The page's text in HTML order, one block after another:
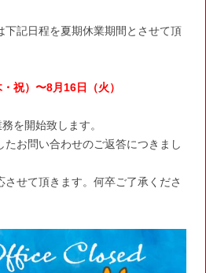
下記日程を夏期休業期間とさせて頂
祝）〜8月16日（火）
を開始致します。
お問い合わせのご返答につきまし
せて頂きます。何卒ご了承くださ